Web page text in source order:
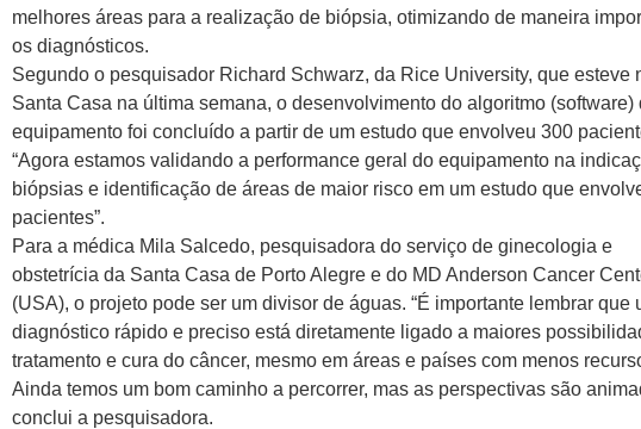
melhores áreas para a realização de biópsia, otimizando de maneira
os diagnósticos.
Segundo o pesquisador Richard Schwarz, da Rice University, que esteve
Santa Casa na última semana, o desenvolvimento do algoritmo (software)
equipamento foi concluído a partir de um estudo que envolveu 300
“Agora estamos validando a performance geral do equipamento na
biópsias e identificação de áreas de maior risco em um estudo que
pacientes”.
Para a médica Mila Salcedo, pesquisadora do serviço de ginecologia e
obstetrícia da Santa Casa de Porto Alegre e do MD Anderson Cancer
(USA), o projeto pode ser um divisor de águas. “É importante lembrar que
diagnóstico rápido e preciso está diretamente ligado a maiores
tratamento e cura do câncer, mesmo em áreas e países com menos
Ainda temos um bom caminho a percorrer, mas as perspectivas são
conclui a pesquisadora.